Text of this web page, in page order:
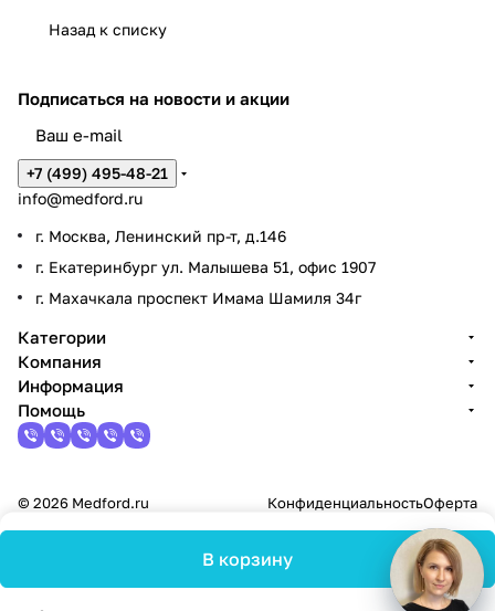
Назад к списку
В корзину
Подписаться на новости и акции
+7 (499) 495-48-21
info@medford.ru
г. Москва, Ленинский пр-т, д.146
г. Екатеринбург ул. Малышева 51, офис 1907
г. Махачкала проспект Имама Шамиля 34г
Категории
Компания
Информация
Помощь
© 2026 Medford.ru КонфиденциальностьОферта